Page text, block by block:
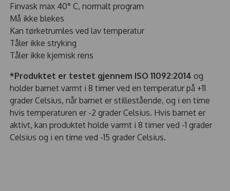
Finvask max 40° C, normalt program
Må ikke blekes
Kan tørketrumles ved lav temperatur
Tåler ikke stryking
Tåler ikke kjemisk rens
*Produktet er testet gjennem ISO 11092:2014 og
holder barnet varmt i 8 timer ved en temperatur på +11
grader Celsius, når barnet er stillestående, og i en time
hvis temperaturen er -2 grader Celsius. Hvis barnet er
aktivt, kan produktet holde varmt i 8 timer ved -1 grader
Celsius og i en time ved -15 grader Celsius.